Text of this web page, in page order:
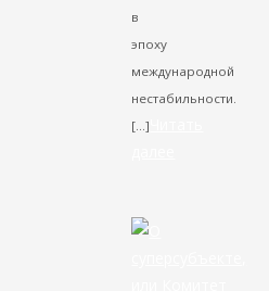
в
эпоху
международной
нестабильности.
[…]
Twitter